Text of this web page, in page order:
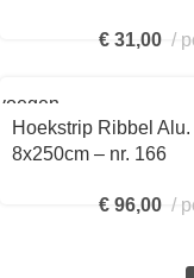
€ 31,00
Hoekstrip Ribbel
8x250cm – nr. 166
€ 96,00